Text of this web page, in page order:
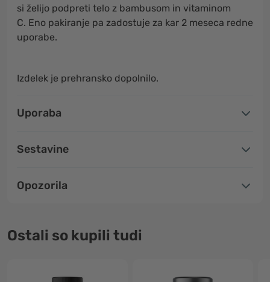
si želijo podpreti telo z bambusom in vitaminom
C. Eno pakiranje pa zadostuje za kar 2 meseca redne
uporabe.
Izdelek je prehransko dopolnilo.
Uporaba
Sestavine
Opozorila
Ostali so kupili tudi